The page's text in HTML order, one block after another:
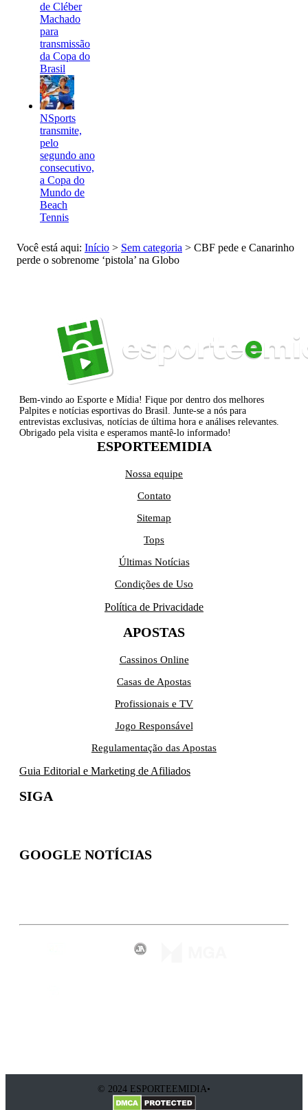
de Cléber
Machado
para
transmissão
da Copa do
Brasil
NSports
transmite,
pelo
segundo ano
consecutivo,
a Copa do
Mundo de
Beach
Tennis
Você está aqui: Início > Sem categoria > CBF pede e Canarinho
perde o sobrenome ‘pistola’ na Globo
Bem-vindo ao Esporte e Mídia! Fique por dentro dos melhores
Palpites e notícias esportivas do Brasil. Junte-se a nós para
entrevistas exclusivas, notícias de última hora e análises relevantes.
Obrigado pela visita e esperamos mantê-lo informado!
ESPORTEEMIDIA
Nossa equipe
Contato
Sitemap
Tops
Últimas Notícias
Condições de Uso
Política de Privacidade
APOSTAS
Cassinos Online
Casas de Apostas
Profissionais e TV
Jogo Responsável
Regulamentação das Apostas
Guia Editorial e Marketing de Afiliados
SIGA
GOOGLE NOTÍCIAS
© 2024 ESPORTEEMIDIA•